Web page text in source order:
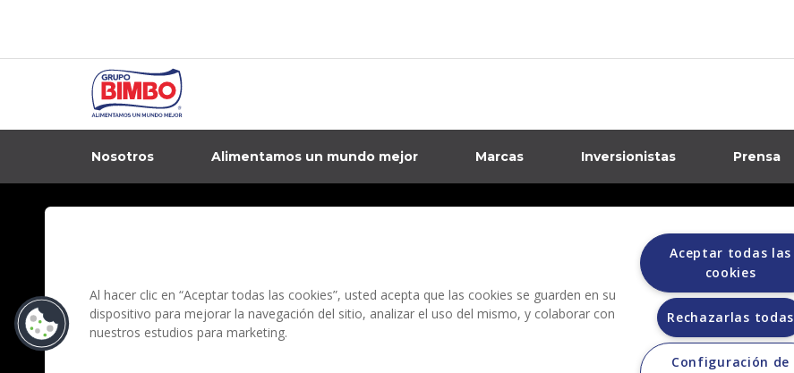
Nosotros Alimentamos un mundo mejor Marcas Inversionistas Prensa
Al hacer clic en “Aceptar todas las cookies”, usted acepta que las cookies se guarden en su
dispositivo para mejorar la navegación del sitio, analizar el uso del mismo, y colaborar con
nuestros estudios para marketing.
Aceptar todas las
cookies
Rechazarlas todas
Configuración de